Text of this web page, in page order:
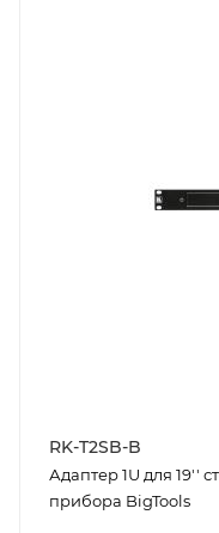
RK-T2SB-B
Адаптер 1U для 19''
прибора BigTools